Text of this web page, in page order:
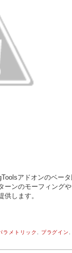
アドオンのベー
ーンのモーフィング
します。
ラメトリック , プラグイン